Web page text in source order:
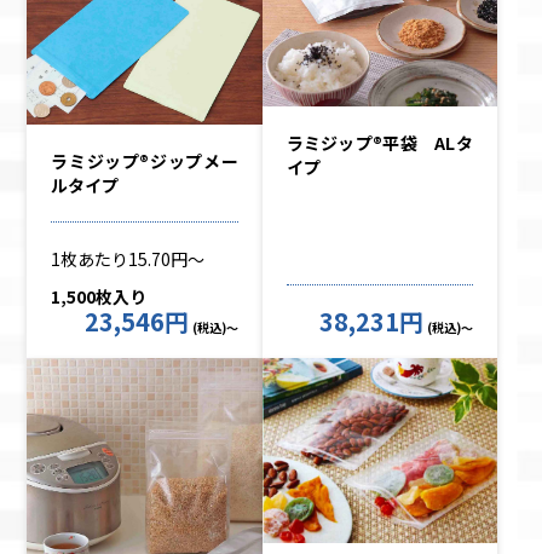
ラミジップ®ジップメー
ルタイプ
1枚あたり15.70円～
1,500枚入り
23,546円 (税込)～
ラミジップ®平袋 ALタ
イプ
38,231円 (税込)～